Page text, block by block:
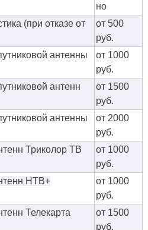
но
(при отказе от
от 500
руб.
антенны
от 1000
руб.
антенн
от 1500
руб.
антенны
от 2000
руб.
Триколор ТВ
от 1000
руб.
НТВ+
от 1000
руб.
Телекарта
от 1500
руб.